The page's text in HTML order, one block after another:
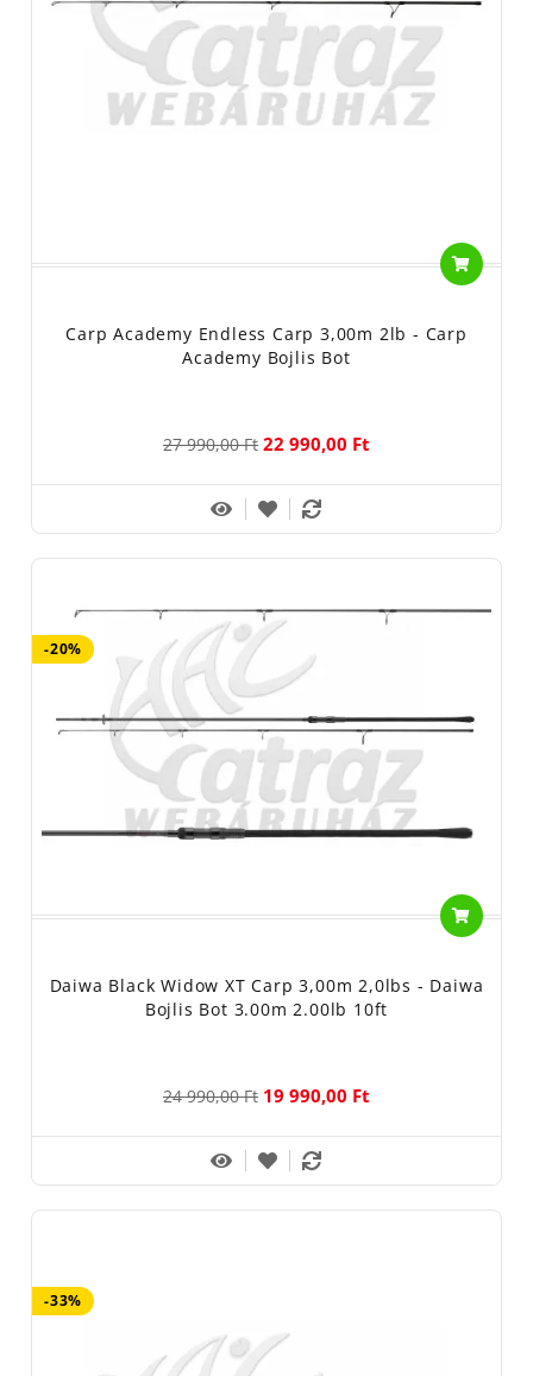
Carp Academy Endless Carp 3,00m 2lb - Carp
Academy Bojlis Bot
27 990,00 Ft 22 990,00 Ft
-20%
Daiwa Black Widow XT Carp 3,00m 2,0lbs - Daiwa
Bojlis Bot 3.00m 2.00lb 10ft
24 990,00 Ft 19 990,00 Ft
-33%